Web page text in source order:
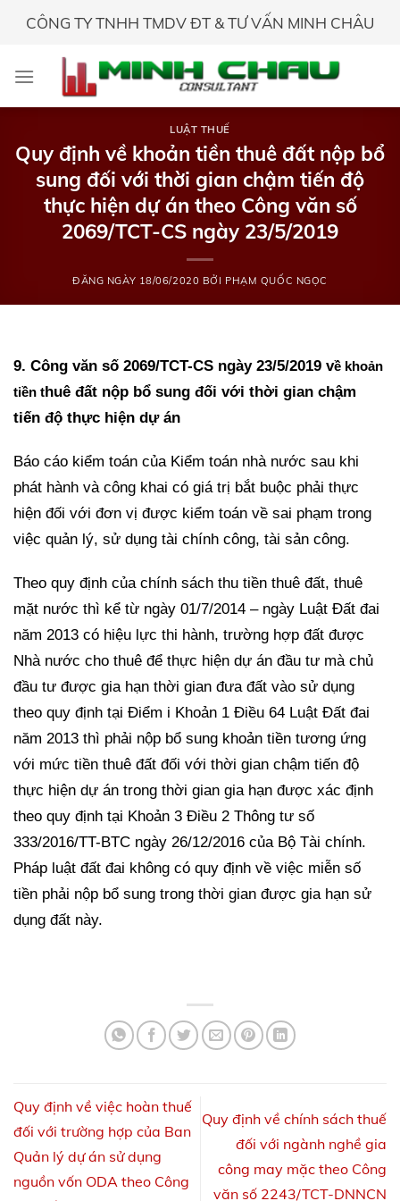
CÔNG TY TNHH TMDV ĐT & TƯ VẤN MINH CHÂU
LUẬT THUẾ
Quy định về khoản tiền thuê đất nộp bổ
sung đối với thời gian chậm tiến độ
thực hiện dự án theo Công văn số
2069/TCT-CS ngày 23/5/2019
ĐĂNG NGÀY 18/06/2020 BỞI PHẠM QUỐC NGỌC
9. Công văn số 2069/TCT-CS ngày 23/5/2019 về khoản
tiền thuê đất nộp bổ sung đối với thời gian chậm
tiến độ thực hiện dự án
Báo cáo kiểm toán của Kiểm toán nhà nước sau khi
phát hành và công khai có giá trị bắt buộc phải thực
hiện đối với đơn vị được kiểm toán về sai phạm trong
việc quản lý, sử dụng tài chính công, tài sản công.
Theo quy định của chính sách thu tiền thuê đất, thuê
mặt nước thì kể từ ngày 01/7/2014 – ngày Luật Đất đai
năm 2013 có hiệu lực thi hành, trường hợp đất được
Nhà nước cho thuê để thực hiện dự án đầu tư mà chủ
đầu tư được gia hạn thời gian đưa đất vào sử dụng
theo quy định tại Điểm i Khoản 1 Điều 64 Luật Đất đai
năm 2013 thì phải nộp bổ sung khoản tiền tương ứng
với mức tiền thuê đất đối với thời gian chậm tiến độ
thực hiện dự án trong thời gian gia hạn được xác định
theo quy định tại Khoản 3 Điều 2 Thông tư số
333/2016/TT-BTC ngày 26/12/2016 của Bộ Tài chính.
Pháp luật đất đai không có quy định về việc miễn số
tiền phải nộp bổ sung trong thời gian được gia hạn sử
dụng đất này.
Quy định về việc hoàn thuế
đối với trường hợp của Ban
Quản lý dự án sử dụng
nguồn vốn ODA theo Công
Quy định về chính sách thuế
đối với ngành nghề gia
công may mặc theo Công
văn số 2243/TCT-DNNCN